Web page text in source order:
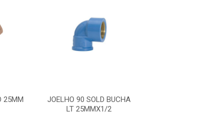
25MM
JOELHO 90 SOLD BUCHA
LT 25MMX1/2